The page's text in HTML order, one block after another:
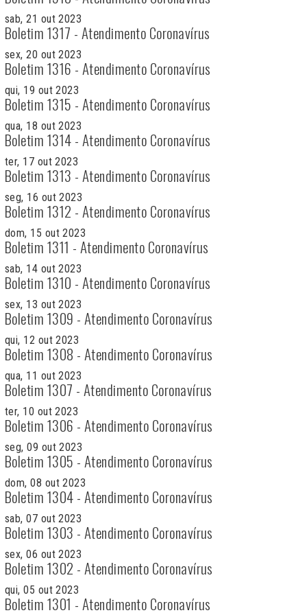
sab, 21 out 2023
Boletim 1317 - Atendimento Coronavírus
sex, 20 out 2023
Boletim 1316 - Atendimento Coronavírus
qui, 19 out 2023
Boletim 1315 - Atendimento Coronavírus
qua, 18 out 2023
Boletim 1314 - Atendimento Coronavírus
ter, 17 out 2023
Boletim 1313 - Atendimento Coronavírus
seg, 16 out 2023
Boletim 1312 - Atendimento Coronavírus
dom, 15 out 2023
Boletim 1311 - Atendimento Coronavírus
sab, 14 out 2023
Boletim 1310 - Atendimento Coronavírus
sex, 13 out 2023
Boletim 1309 - Atendimento Coronavírus
qui, 12 out 2023
Boletim 1308 - Atendimento Coronavírus
qua, 11 out 2023
Boletim 1307 - Atendimento Coronavírus
ter, 10 out 2023
Boletim 1306 - Atendimento Coronavírus
seg, 09 out 2023
Boletim 1305 - Atendimento Coronavírus
dom, 08 out 2023
Boletim 1304 - Atendimento Coronavírus
sab, 07 out 2023
Boletim 1303 - Atendimento Coronavírus
sex, 06 out 2023
Boletim 1302 - Atendimento Coronavírus
qui, 05 out 2023
Boletim 1301 - Atendimento Coronavírus